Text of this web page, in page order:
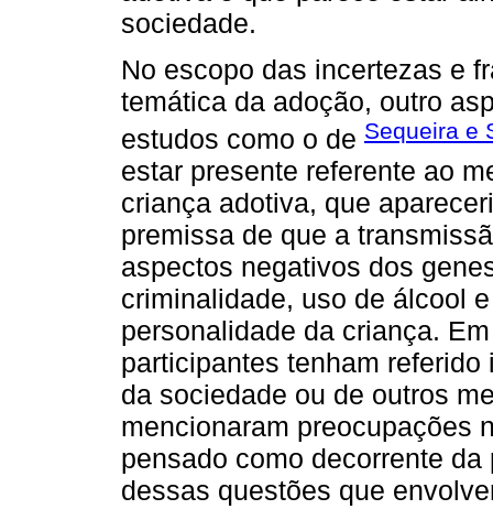
sociedade.
No escopo das incertezas e
temática da adoção, outro
estudos como o de Sequeira e
estar presente referente ao
criança adotiva, que
premissa de que a
aspectos negativos dos
criminalidade, uso de álcool
personalidade da criança.
participantes tenham
da sociedade ou de outros
mencionaram preocupações
pensado como decorrente
dessas questões que